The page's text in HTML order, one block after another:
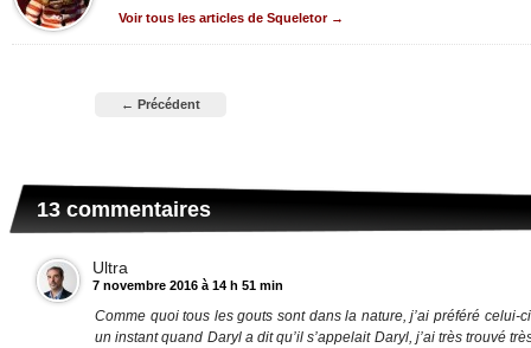
Voir tous les articles de Squeletor →
← Précédent
13 commentaires
Ultra
7 novembre 2016 à 14 h 51 min
Comme quoi tous les gouts sont dans la nature, j’ai préféré celui-
un instant quand Daryl a dit qu’il s’appelait Daryl, j’ai très trouvé